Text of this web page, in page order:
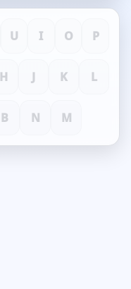
U I O P
H J K L
B N M